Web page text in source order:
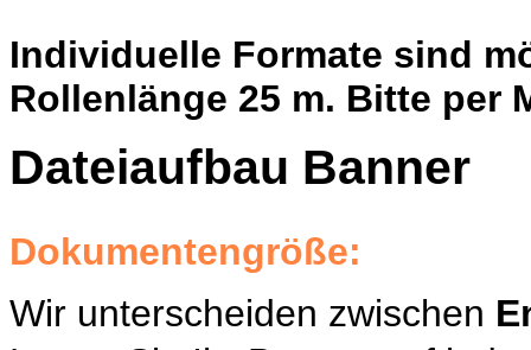
Individuelle Formate sind
Rollenlänge 25 m. Bitte per
Dateiaufbau Banner
Dokumentengröße:
Wir unterscheiden zwischen